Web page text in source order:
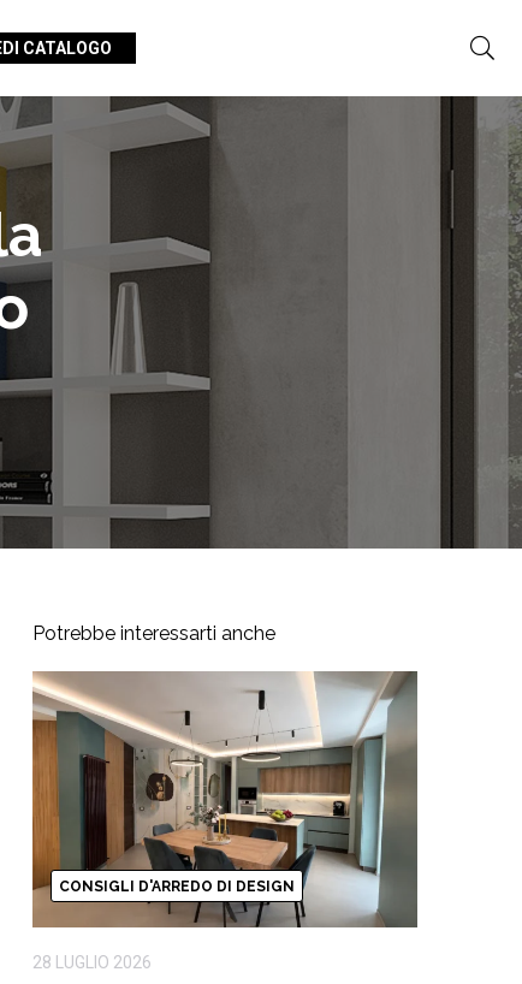
CATALOGO
Potrebbe interessarti anche
CONSIGLI D'ARREDO DI DESIGN
28 LUGLIO 2026